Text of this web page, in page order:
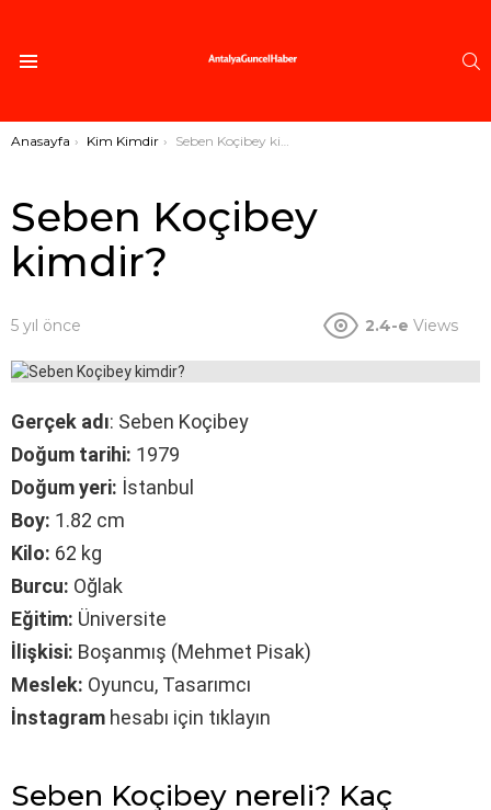
Buradasınız:
Anasayfa Kim Kimdir Seben Koçibey kimdir?
Seben Koçibey
kimdir?
5 yıl önce 2.4-e Views
Gerçek adı: Seben Koçibey
Doğum tarihi: 1979
Doğum yeri: İstanbul
Boy: 1.82 cm
Kilo: 62 kg
Burcu: Oğlak
Eğitim: Üniversite
İlişkisi: Boşanmış (Mehmet Pisak)
Meslek: Oyuncu, Tasarımcı
İnstagram hesabı için tıklayın
Seben Koçibey nereli? Kaç